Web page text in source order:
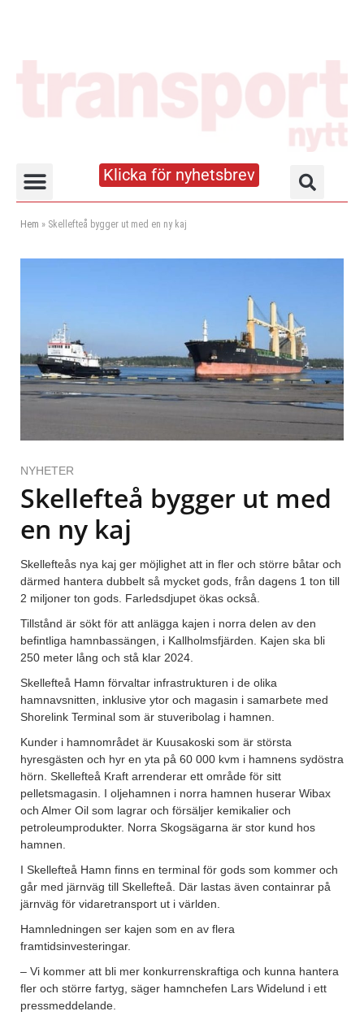
Klicka för nyhetsbrev
Hem » Skellefteå bygger ut med en ny kaj
NYHETER
Skellefteå bygger ut med
en ny kaj
Skellefteås nya kaj ger möjlighet att in fler och större båtar och
därmed hantera dubbelt så mycket gods, från dagens 1 ton till
2 miljoner ton gods. Farledsdjupet ökas också.
Tillstånd är sökt för att anlägga kajen i norra delen av den
befintliga hamnbassängen, i Kallholmsfjärden. Kajen ska bli
250 meter lång och stå klar 2024.
Skellefteå Hamn förvaltar infrastrukturen i de olika
hamnavsnitten, inklusive ytor och magasin i samarbete med
Shorelink Terminal som är stuveribolag i hamnen.
Kunder i hamnområdet är Kuusakoski som är största
hyresgästen och hyr en yta på 60 000 kvm i hamnens sydöstra
hörn. Skellefteå Kraft arrenderar ett område för sitt
pelletsmagasin. I oljehamnen i norra hamnen huserar Wibax
och Almer Oil som lagrar och försäljer kemikalier och
petroleumprodukter. Norra Skogsägarna är stor kund hos
hamnen.
I Skellefteå Hamn finns en terminal för gods som kommer och
går med järnväg till Skellefteå. Där lastas även containrar på
järnväg för vidaretransport ut i världen.
Hamnledningen ser kajen som en av flera
framtidsinvesteringar.
– Vi kommer att bli mer konkurrenskraftiga och kunna hantera
fler och större fartyg, säger hamnchefen Lars Widelund i ett
pressmeddelande.